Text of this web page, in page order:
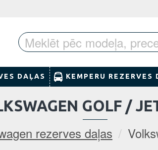
DAĻAS KEMPERU REZERVES
rezerves daļas
GOLF /